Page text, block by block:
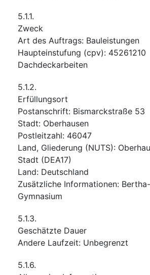
5.1.1.
Zweck
Art des Auftrags: Bauleistungen
Haupteinstufung (cpv): 45261210
Dachdeckarbeiten
5.1.2.
Erfüllungsort
Postanschrift: Bismarckstraße 53
Stadt: Oberhausen
Postleitzahl: 46047
Land, Gliederung (NUTS):
Stadt (DEA17)
Land: Deutschland
Zusätzliche Informationen:
Gymnasium
5.1.3.
Geschätzte Dauer
Andere Laufzeit: Unbegrenzt
5.1.6.